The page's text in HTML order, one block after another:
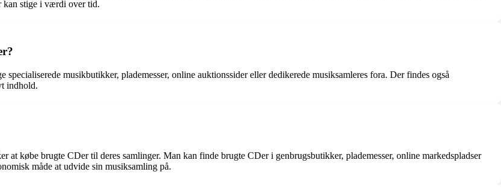
kan stige i værdi over tid.
musikbutikker, plademesser, online auktionssider eller dedikerede musiksamleres fora. Der findes også
indhold.
at købe brugte CDer til deres samlinger. Man kan finde brugte CDer i genbrugsbutikker, plademesser, online markedspladser
måde at udvide sin musiksamling på.